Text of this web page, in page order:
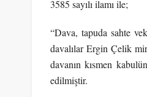
3585 sayılı ilamı ile;
“Dava, tapuda sahte
davalılar Ergin Çelik
davanın kısmen
edilmiştir.